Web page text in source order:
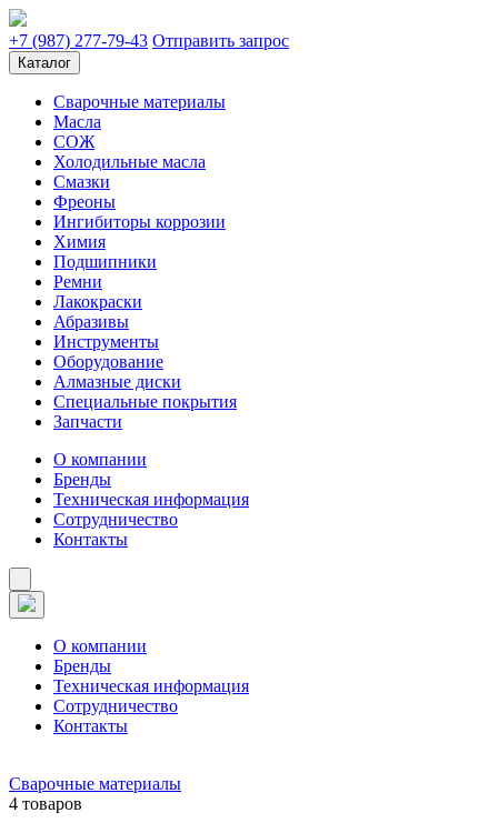
+7 (987) 277-79-43 Отправить запрос
Каталог
Сварочные материалы
Масла
СОЖ
Холодильные масла
Смазки
Фреоны
Ингибиторы коррозии
Химия
Подшипники
Ремни
Лакокраски
Абразивы
Инструменты
Оборудование
Алмазные диски
Специальные покрытия
Запчасти
О компании
Бренды
Техническая информация
Сотрудничество
Контакты
О компании
Бренды
Техническая информация
Сотрудничество
Контакты
Сварочные материалы
4 товаров